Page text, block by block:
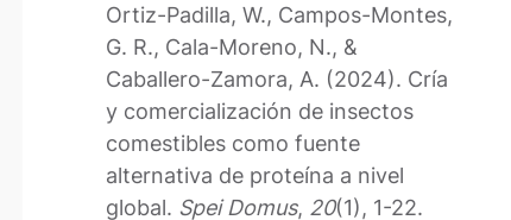
Ortiz-Padilla, W., Campos-Montes,
G. R., Cala-Moreno, N., &
Caballero-Zamora, A. (2024). Cría
y comercialización de insectos
comestibles como fuente
alternativa de proteína a nivel
global. Spei Domus, 20(1), 1-22.